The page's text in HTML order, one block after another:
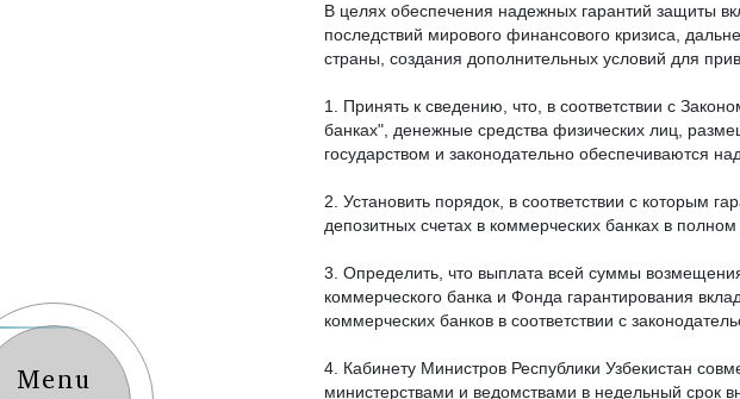
Menu
В целях обеспечения надежных гарантий защиты
последствий мирового финансового кризиса,
страны, создания дополнительных условий для
1. Принять к сведению, что, в соответствии с
банках", денежные средства физических лиц,
государством и законодательно обеспечиваются
2. Установить порядок, в соответствии с которым
депозитных счетах в коммерческих банках в
3. Определить, что выплата всей суммы
коммерческого банка и Фонда гарантирования
коммерческих банков в соответствии с
4. Кабинету Министров Республики Узбекистан
министерствами и ведомствами в недельный срок